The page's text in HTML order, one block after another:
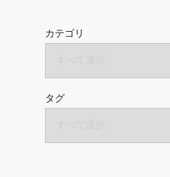
カテゴリ
タグ